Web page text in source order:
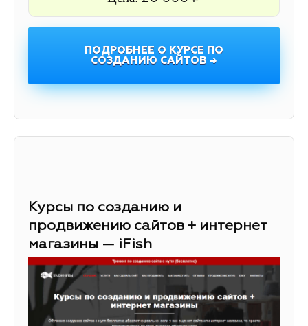
ПОДРОБНЕЕ О КУРСЕ ПО
СОЗДАНИЮ САЙТОВ →
Курсы по созданию и
продвижению сайтов + интернет
магазины — iFish